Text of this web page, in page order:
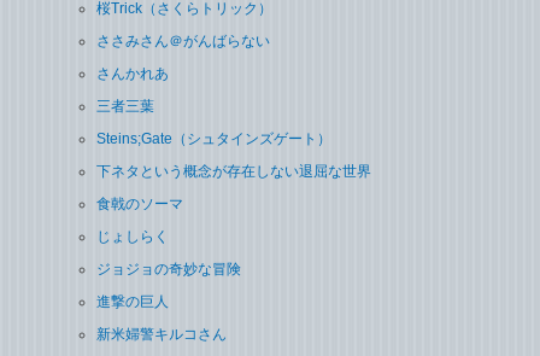
桜Trick（さくらトリック）
ささみさん＠がんばらない
さんかれあ
三者三葉
Steins;Gate（シュタインズゲート）
下ネタという概念が存在しない退屈な世界
食戟のソーマ
じょしらく
ジョジョの奇妙な冒険
進撃の巨人
新米婦警キルコさん